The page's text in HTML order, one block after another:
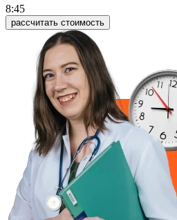
8:45
рассчитать стоимость